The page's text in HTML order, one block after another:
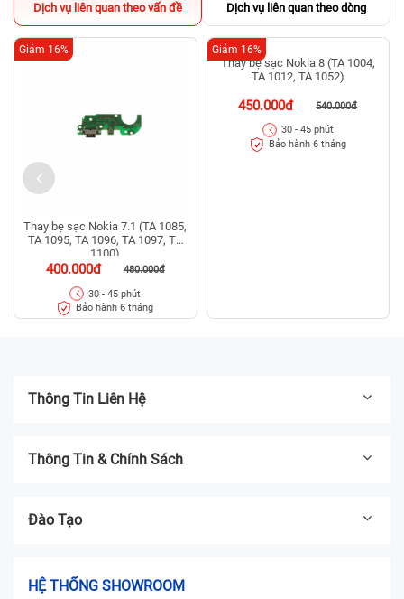
Dịch vụ liên quan theo vấn đề Dịch vụ liên quan theo dòng
Thay bẹ sạc Nokia 7.1 (TA 1085,
TA 1095, TA 1096, TA 1097, TA
1100)
400.000đ 480.000đ
Giảm 16%
30 - 45 phút
Bảo hành 6 tháng
Thay bẹ sạc Nokia 8 (TA 1004,
TA 1012, TA 1052)
450.000đ 540.000đ
Giảm 16%
30 - 45 phút
Bảo hành 6 tháng
Thông Tin Liên Hệ
Thông Tin & Chính Sách
Đào Tạo
HỆ THỐNG SHOWROOM